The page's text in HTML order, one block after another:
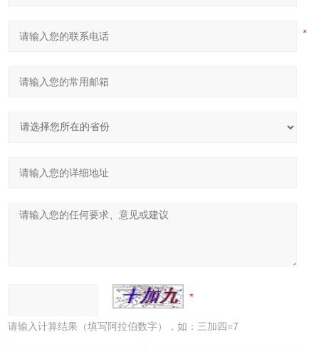
请输入计算结果（填写阿拉伯数字），如：三加四=7